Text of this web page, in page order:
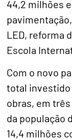
44,2 milhões
LED, reforma
Escola
Com o novo
total investido
obras, em
da população
14,4 milhões